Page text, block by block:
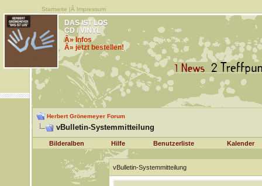
Startseite |Â Impressum
DAS IST LOS
CD / VINYL
Â» Infos
Â» jetzt bestellen!
Herbert Grönemeyer Forum
vBulletin-Systemmitteilung
Bilderalben Hilfe Benutzerliste Kalender
vBulletin-Systemmitteilung